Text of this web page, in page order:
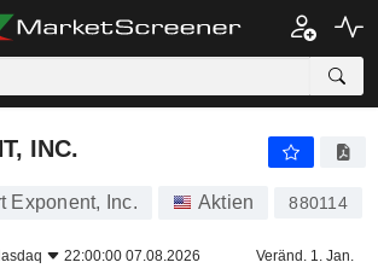
INC.
Exponent, Inc. Aktien 880114
22:00:00 07.08.2026 Veränd. 1. Jan.